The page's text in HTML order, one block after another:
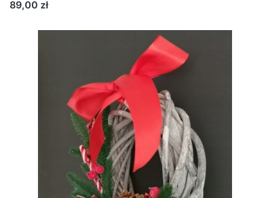
Cena
89,00 zł